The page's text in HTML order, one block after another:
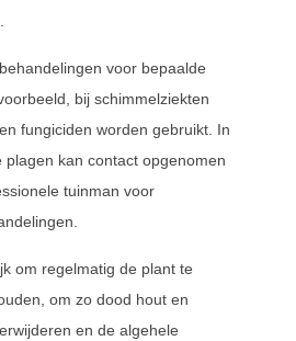
voor bepaalde
bij schimmelziekten
fungiciden worden gebruikt. In
plagen kan contact opgenomen
tuinman voor
om regelmatig de plant te
om zo dood hout en
en de algehele